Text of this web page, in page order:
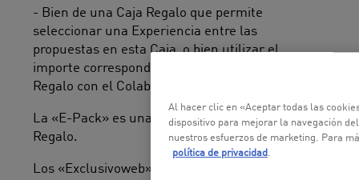
- Bien de una Caja Regalo que permite
seleccionar una Experiencia entre las
propuestas en esta Caja, o bien utilizar el
importe correspondiente a la valor del Bono
Regalo con el Colaborador seleccionado.
La «E-Pack» es una versión digital de la Caja
Regalo.
Los «Exclusivoweb», vienen únicamente en
Al hacer clic en «Aceptar todas las
dispositivo para mejorar la navegación
nuestros esfuerzos de marketing. Para
política de privacidad .